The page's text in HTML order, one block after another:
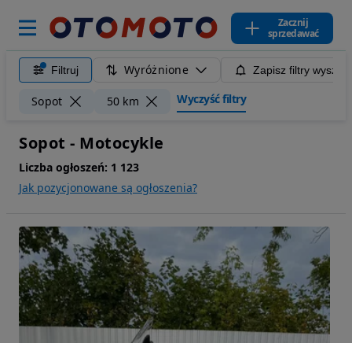
Zacznij
sprzedawać
Filtruj Wyróżnione Zapisz filtry
Sopot 50 km Wyczyść filtry
Sopot - Motocykle
Liczba ogłoszeń: 1 123
Jak pozycjonowane są ogłoszenia?